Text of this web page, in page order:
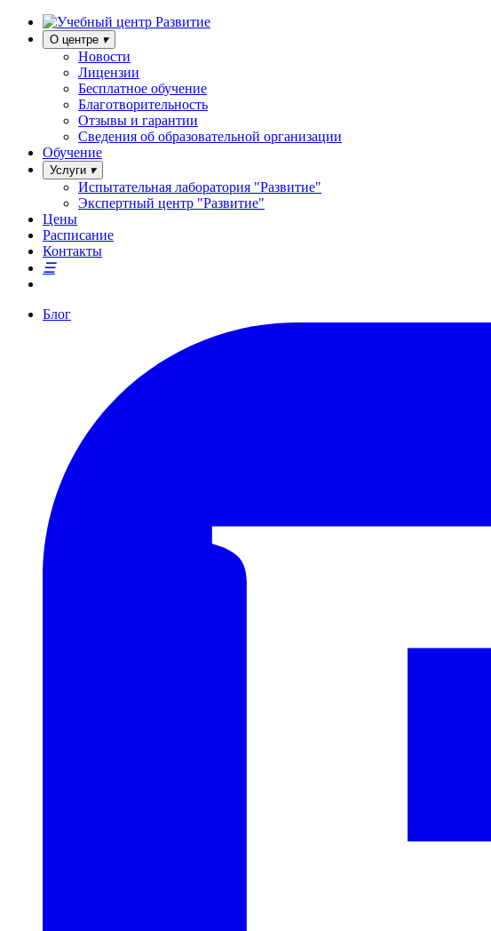
О центре
Новости
Лицензии
Бесплатное обучение
Благотворительность
Отзывы и гарантии
Сведения об образовательной организации
Обучение
Услуги
Испытательная лаборатория "Развитие"
Экспертный центр "Развитие"
Цены
Расписание
Контакты
Блог